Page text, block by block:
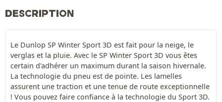
DESCRIPTION
Le Dunlop SP Winter Sport 3D est fait pour la neige, le
verglas et la pluie. Avec le SP Winter Sport 3D vous êtes
certain d'adhérer un maximum durant la saison hivernale.
La technologie du pneu est de pointe. Les lamelles
assurent une traction et une tenue de route exceptionnelle
! Vous pouvez faire confiance à la technologie du Sport 3D.